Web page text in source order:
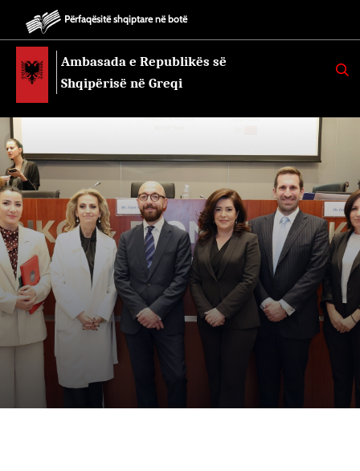
Përfaqësitë shqiptare në botë
Ambasada e Republikës së
Shqipërisë në Greqi
K
E